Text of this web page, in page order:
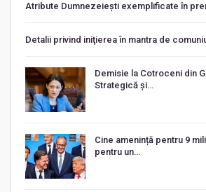
Atribute Dumnezeiești exemplificate în
Detalii privind iniţierea în mantra de
Demisie la Cotroceni din
Strategică și…
Cine amenință pentru 9
pentru un…